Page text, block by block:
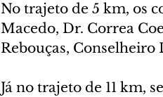
No trajeto de 5 km, os
Macedo, Dr. Correa
Rebouças,
Já no trajeto de 11 km,